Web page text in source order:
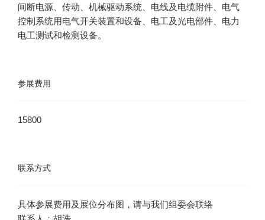
间断电源、传动、机械驱动系统、电线及电缆附件、电气
控制系统用电气开关装置和设备、电工及光电部件、电力
参展费用
15800
联系方式